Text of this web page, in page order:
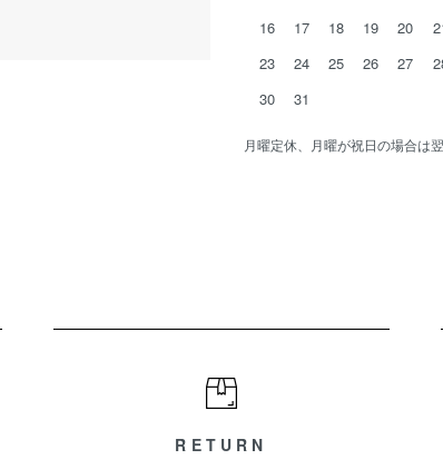
16
17 18 19 20
23
24 25 26 27
30
31
月曜定休、月曜が祝日の場合は
RETURN